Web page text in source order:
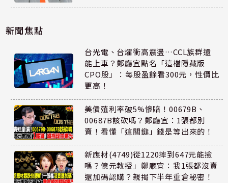
新聞焦點
台光電、台燿衝高震盪…CCL族群還
能上車？鄭廳宜點名「這檔隱藏版
CPO股」：每股盈餘看300元，性價比
更高！
美債殖利率破5%慘賠！00679B、
00687B該砍嗎？鄭廳宜：1張都別
賣！看懂「這關鍵」錢是等出來的！
新應材(4749)從1220摔到647元能撿
嗎？億元教授」鄭廳宜：我1張都沒賣
還加碼認購？親揭下半年重倉秘密！